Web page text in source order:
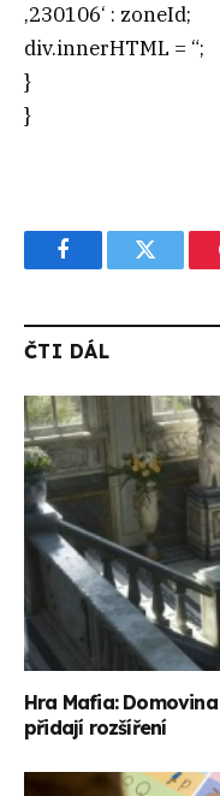
‚230106‘ : zoneId;
div.innerHTML = “;
}
}
FacebookTwitter
ČTI DÁL
Hra Mafia:
přidají rozšíření